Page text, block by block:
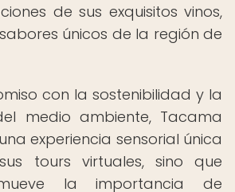
de sus exquisitos vinos,
únicos de la región de
con la sostenibilidad y la
medio ambiente, Tacama
experiencia sensorial única
tours virtuales, sino que
la importancia de